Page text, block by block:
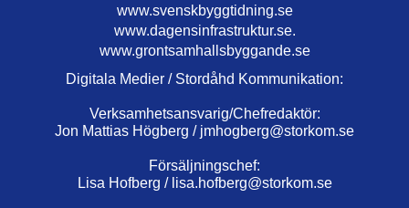
www.svenskbyggtidning.se
www.dagensinfrastruktur.se.
www.grontsamhallsbyggande.se
Digitala Medier / Stordåhd Kommunikation:
Verksamhetsansvarig/Chefredaktör:
Jon Mattias Högberg / jmhogberg@storkom.se
Försäljningschef:
Lisa Hofberg / lisa.hofberg@storkom.se